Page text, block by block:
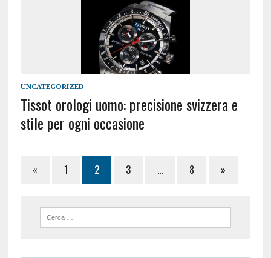
UNCATEGORIZED
Tissot orologi uomo: precisione svizzera e
stile per ogni occasione
« 1 2 3 … 8 »